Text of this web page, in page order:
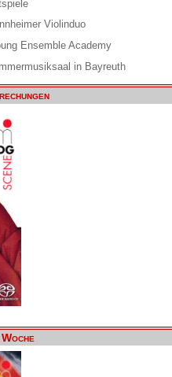
Violinduo
Ensemble Academy
in Bayreuth